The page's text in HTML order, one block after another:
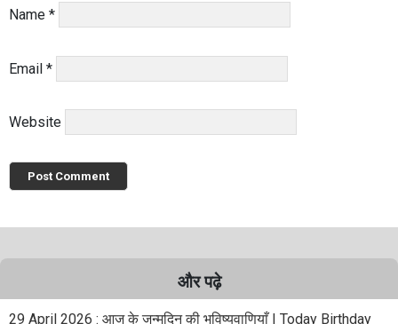
Name *
Email *
Website
और पढ़े
29 April 2026 : आज के जन्मदिन की भविष्यवाणियाँ | Today Birthday